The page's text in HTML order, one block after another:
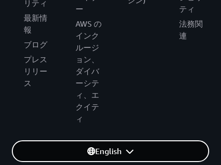
リティ
最新情
報
ブログ
プレス
リリー
ス
ー
AWS の
インク
ルージ
ョン、
ダイバ
ーシテ
ィ、エ
クイテ
ィ
ティ
法務関
連
English